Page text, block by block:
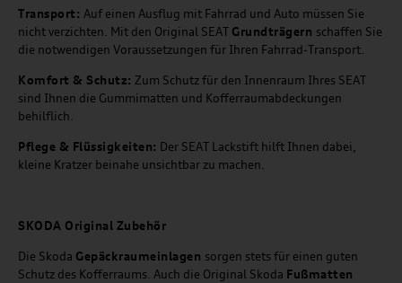
Transport: Auf einen Ausflug mit Fahrrad und Auto müssen Sie
nicht verzichten. Mit den Original SEAT Grundträgern schaffen Sie
die notwendigen Voraussetzungen für Ihren Fahrrad-Transport.
Komfort & Schutz: Zum Schutz für den Innenraum Ihres SEAT
sind Ihnen die Gummimatten und Kofferraumabdeckungen
behilflich.
Pflege & Flüssigkeiten: Der SEAT Lackstift hilft Ihnen dabei,
kleine Kratzer beinahe unsichtbar zu machen.
SKODA Original Zubehör
Die Skoda Gepäckraumeinlagen sorgen stets für einen guten
Schutz des Kofferraums. Auch die Original Skoda Fußmatten